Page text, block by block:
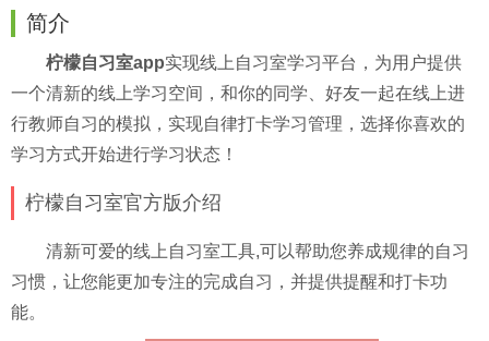
简介
柠檬自习室app实现线上自习室学习平台，为用户提供
一个清新的线上学习空间，和你的同学、好友一起在线上进
行教师自习的模拟，实现自律打卡学习管理，选择你喜欢的
学习方式开始进行学习状态！
柠檬自习室官方版介绍
清新可爱的线上自习室工具,可以帮助您养成规律的自习
习惯，让您能更加专注的完成自习，并提供提醒和打卡功
能。